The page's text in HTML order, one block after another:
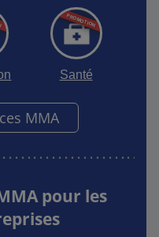
Santé
MMA
pour les